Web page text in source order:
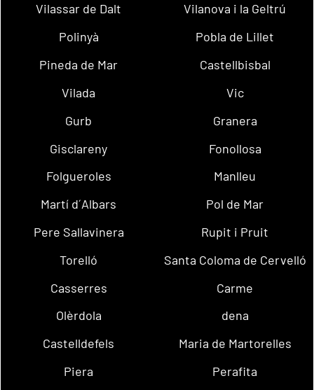
Vilassar de Dalt
Vilanova i la Geltrú
Polinyà
Pobla de Lillet
Pineda de Mar
Castellbisbal
Vilada
Vic
Gurb
Granera
Gisclareny
Fonollosa
Folgueroles
Manlleu
Martí d´Albars
Pol de Mar
Pere Sallavinera
Rupit i Pruit
Torelló
Santa Coloma de Cervelló
Casserres
Carme
Olèrdola
dena
Castelldefels
Maria de Martorelles
Piera
Perafita